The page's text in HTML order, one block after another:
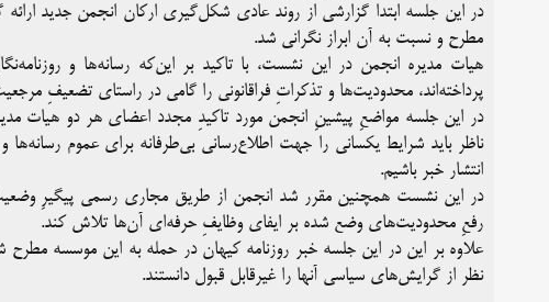
در این جلسه ابتدا گزارشی از روند عادی شکل‌گیری ارکان انجمن جدید
مطرح و نسبت به آن ابراز نگرانی شد.
هیات مدیره انجمن در این نشست، با تاکید بر این‌که رسانه‌ها و
پرداخته‌اند، محدودیت‌ها و تذکراتِ فراقانونی را گامی در راستای تضعیفِ
در این جلسه مواضعِ پیشینِ انجمن مورد تاکیدِ مجدد اعضای هر دو هیات
ناظر باید شرایط یکسانی را جهت اطلاع‌رسانی بی‌طرفانه برای عموم رسانه‌ها و
انتشار خبر باشیم.
در این نشست همچنین مقرر شد انجمن از طریق مجاری رسمی پیگیرِ وضعیتِ
رفعِ محدودیت‌های وضع شده بر ایفای وظایفِ حرفه‌ای آن‌ها تلاش کند.
علاوه بر این در این جلسه خبر روزنامه کیهان در حمله به این موسسه
نظر از گرایش‌های سیاسی آنها را غیرقابل قبول دانستند.